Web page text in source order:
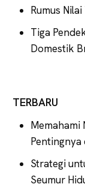
Rumus
Tiga
Domestik
TERBARU
Memahami
Strategi
Seumur